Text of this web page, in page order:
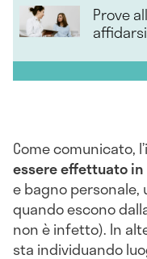
Prove
affidarsi
Come comunicato, l’i
essere effettuato
e bagno personale,
quando escono
non è infetto). In
sta individuando